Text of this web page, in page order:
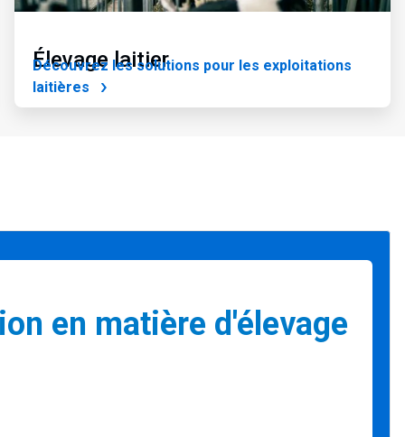
Élevage laitier
Découvrez les solutions pour les exploitations
laitières
en matière d'élevage